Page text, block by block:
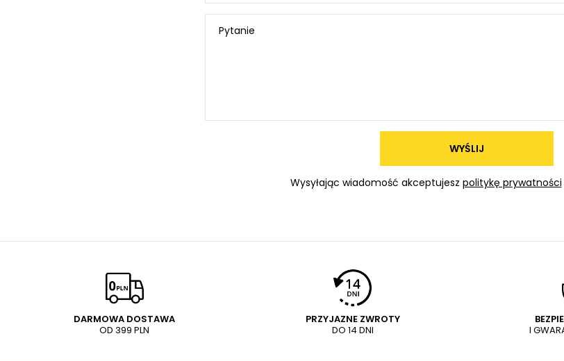
Pytanie
WYŚLIJ
Wysyłając wiadomość akceptujesz politykę prywatności
DARMOWA DOSTAWA
OD 399 PLN
PRZYJAZNE ZWROTY
DO 14 DNI
I